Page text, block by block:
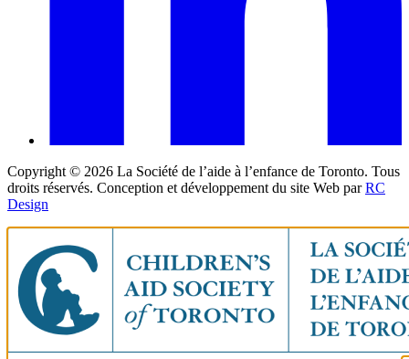
Copyright © 2026 La Société de l’aide à l’enfance de Toronto. Tous
droits réservés. Conception et développement du site Web parRC
Design